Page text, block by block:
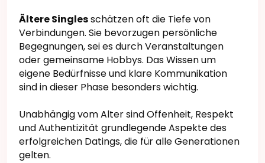
Ältere Singlesschätzen oft die Tiefe von
Verbindungen. Sie bevorzugen persönliche
Begegnungen, sei es durch Veranstaltungen
oder gemeinsame Hobbys. Das Wissen um
eigene Bedürfnisse und klare Kommunikation
sind in dieser Phase besonders wichtig.
Unabhängig vom Alter sind Offenheit, Respekt
und Authentizität grundlegende Aspekte des
erfolgreichen Datings, die für alle Generationen
gelten.